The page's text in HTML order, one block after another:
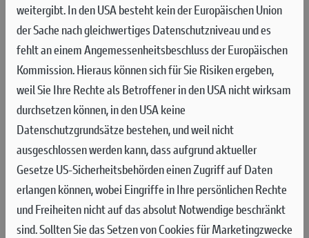
Das Ducati Lenovo Team stand beim Brembo Grand Prix von Italien mit
Francesco Bagnaia auf dem Podium, der sich auf dem Autodromo
Internazionale del Mugello den dritten Platz sicherte. Marc Márquez
beendete das Rennen auf Platz 7 und zeigte sehr vielversprechende
Leistungen, nachdem er die beiden letzten Grand Prix verpasst hatte.
Es war ein guter erster Renntag für das Ducati Lenovo Team
am Freitag auf dem Autodromo Internazionale del Mugello,
Austragungsort des siebten Grand Prix der Saison. Francesco
Bagnaia beendete das Training auf dem zweiten Platz,
während Marc Márquez an seinem ersten Tag nach der
zweifachen Operation am 10. Mai die sechstbeste Zeit fuhr.
weitergibt. In den USA besteht kein der Europäischen Union
der Sache nach gleichwertiges Datenschutzniveau und es
fehlt an einem Angemessenheitsbeschluss der Europäischen
Kommission. Hieraus können sich für Sie Risiken ergeben,
weil Sie Ihre Rechte als Betroffener in den USA nicht wirksam
durchsetzen können, in den USA keine
Datenschutzgrundsätze bestehen, und weil nicht
ausgeschlossen werden kann, dass aufgrund aktueller
Gesetze US-Sicherheitsbehörden einen Zugriff auf Daten
erlangen können, wobei Eingriffe in Ihre persönlichen Rechte
und Freiheiten nicht auf das absolut Notwendige beschränkt
sind.Sollten Sie das Setzen von Cookies für Marketingzwecke